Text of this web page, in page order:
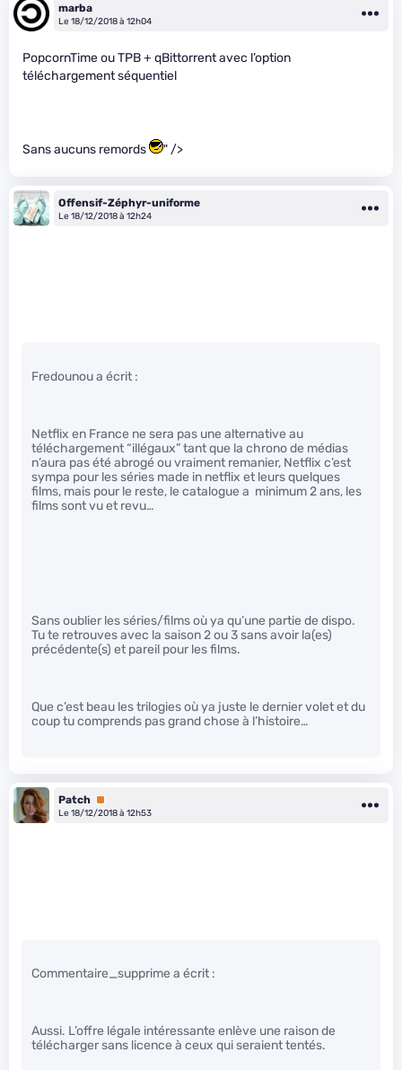
marba
Le 18/12/2018 à 12h04
PopcornTime ou TPB + qBittorrent avec l’option
téléchargement séquentiel
Sans aucuns remords " />
Offensif-Zéphyr-uniforme
Le 18/12/2018 à 12h24
Fredounou a écrit :
Netflix en France ne sera pas une alternative au
téléchargement “illégaux” tant que la chrono de médias
n’aura pas été abrogé ou vraiment remanier, Netflix c’est
sympa pour les séries made in netflix et leurs quelques
films, mais pour le reste, le catalogue a minimum 2 ans, les
films sont vu et revu…
Sans oublier les séries/films où ya qu’une partie de dispo.
Tu te retrouves avec la saison 2 ou 3 sans avoir la(es)
précédente(s) et pareil pour les films.
Que c’est beau les trilogies où ya juste le dernier volet et du
coup tu comprends pas grand chose à l’histoire…
Patch Premium
Le 18/12/2018 à 12h53
Commentaire_supprime a écrit :
Aussi. L’offre légale intéressante enlève une raison de
télécharger sans licence à ceux qui seraient tentés.